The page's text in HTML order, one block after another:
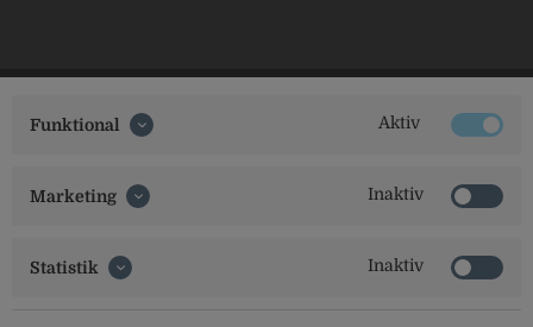
Social Media
Funktional Aktiv
Marketing Inaktiv
Statistik Inaktiv